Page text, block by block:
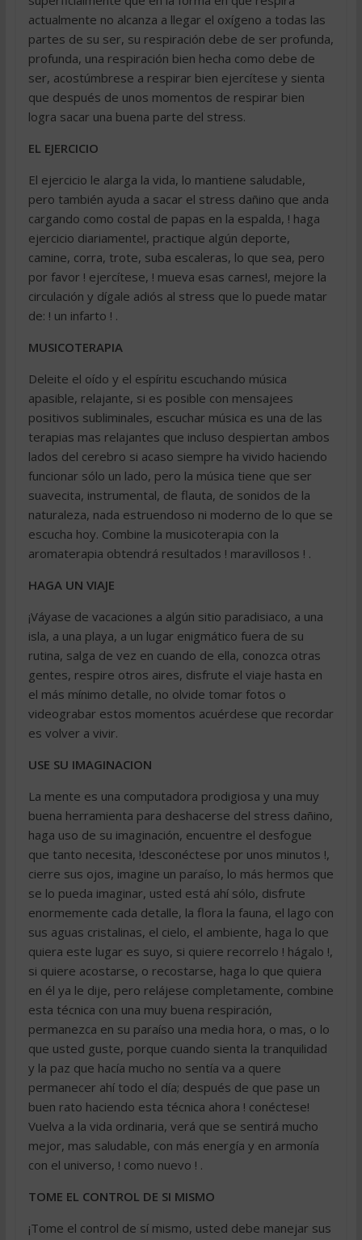
actualmente no alcanza a llegar el oxígeno a todas las
partes de su ser, su respiración debe de ser profunda,
profunda, una respiración bien hecha como debe de
ser, acostúmbrese a respirar bien ejercítese y sienta
que después de unos momentos de respirar bien
logra sacar una buena parte del stress.
EL EJERCICIO
El ejercicio le alarga la vida, lo mantiene saludable,
pero también ayuda a sacar el stress dañino que anda
cargando como costal de papas en la espalda, ! haga
ejercicio diariamente!, practique algún deporte,
camine, corra, trote, suba escaleras, lo que sea, pero
por favor ! ejercítese, ! mueva esas carnes!, mejore la
circulación y dígale adiós al stress que lo puede matar
de: ! un infarto ! .
MUSICOTERAPIA
Deleite el oído y el espíritu escuchando música
apasible, relajante, si es posible con mensajees
positivos subliminales, escuchar música es una de las
terapias mas relajantes que incluso despiertan ambos
lados del cerebro si acaso siempre ha vivido haciendo
funcionar sólo un lado, pero la música tiene que ser
suavecita, instrumental, de flauta, de sonidos de la
naturaleza, nada estruendoso ni moderno de lo que se
escucha hoy. Combine la musicoterapia con la
aromaterapia obtendrá resultados ! maravillosos ! .
HAGA UN VIAJE
¡Váyase de vacaciones a algún sitio paradisiaco, a una
isla, a una playa, a un lugar enigmático fuera de su
rutina, salga de vez en cuando de ella, conozca otras
gentes, respire otros aires, disfrute el viaje hasta en
el más mínimo detalle, no olvide tomar fotos o
videograbar estos momentos acuérdese que recordar
es volver a vivir.
USE SU IMAGINACION
La mente es una computadora prodigiosa y una muy
buena herramienta para deshacerse del stress dañino,
haga uso de su imaginación, encuentre el desfogue
que tanto necesita, !desconéctese por unos minutos !,
cierre sus ojos, imagine un paraíso, lo más hermos que
se lo pueda imaginar, usted está ahí sólo, disfrute
enormemente cada detalle, la flora la fauna, el lago con
sus aguas cristalinas, el cielo, el ambiente, haga lo que
quiera este lugar es suyo, si quiere recorrelo ! hágalo !,
si quiere acostarse, o recostarse, haga lo que quiera
en él ya le dije, pero relájese completamente, combine
esta técnica con una muy buena respiración,
permanezca en su paraíso una media hora, o mas, o lo
que usted guste, porque cuando sienta la tranquilidad
y la paz que hacía mucho no sentía va a quere
permanecer ahí todo el día; después de que pase un
buen rato haciendo esta técnica ahora ! conéctese!
Vuelva a la vida ordinaria, verá que se sentirá mucho
mejor, mas saludable, con más energía y en armonía
con el universo, ! como nuevo ! .
TOME EL CONTROL DE SI MISMO
¡Tome el control de sí mismo, usted debe manejar sus